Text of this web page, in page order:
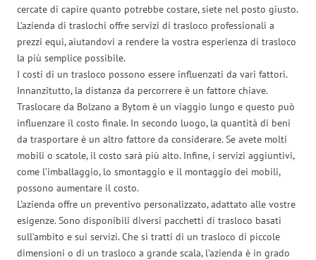
cercate di capire quanto potrebbe costare, siete nel posto giusto.
L’azienda di traslochi offre servizi di trasloco professionali a
prezzi equi, aiutandovi a rendere la vostra esperienza di trasloco
la più semplice possibile.
I costi di un trasloco possono essere influenzati da vari fattori.
Innanzitutto, la distanza da percorrere è un fattore chiave.
Traslocare da Bolzano a Bytom è un viaggio lungo e questo può
influenzare il costo finale. In secondo luogo, la quantità di beni
da trasportare è un altro fattore da considerare. Se avete molti
mobili o scatole, il costo sarà più alto. Infine, i servizi aggiuntivi,
come l’imballaggio, lo smontaggio e il montaggio dei mobili,
possono aumentare il costo.
L’azienda offre un preventivo personalizzato, adattato alle vostre
esigenze. Sono disponibili diversi pacchetti di trasloco basati
sull’ambito e sui servizi. Che si tratti di un trasloco di piccole
dimensioni o di un trasloco a grande scala, l’azienda è in grado